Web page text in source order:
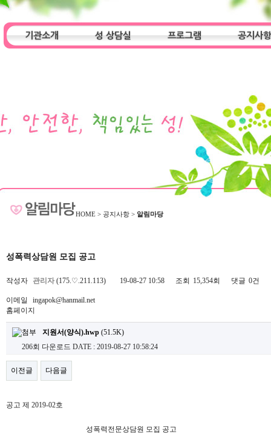
기관소개 성 상담실 프로그램 공지사항
HOME > 공지사항 > 알림마당
성폭력상담원 모집 공고
작성자 관리자 (175.♡.211.113) 19-08-27 10:58 조회 15,354회 댓글 0건
이메일
ingapok@hanmail.net
홈페이지
지원서(양식).hwp (51.5K)
206회 다운로드 DATE : 2019-08-27 10:58:24
이전글 다음글
공고 제 2019-02호
성폭력전문상담원 모집 공고